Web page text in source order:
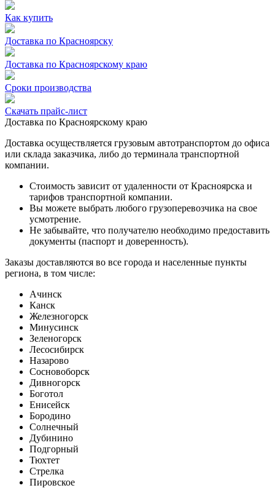
Как купить
Доставка по Красноярску
Доставка по Красноярскому краю
Сроки производства
Скачать прайс-лист
Доставка по Красноярскому краю
Доставка осуществляется грузовым автотранспортом до офиса
или склада заказчика, либо до терминала транспортной
компании.
Стоимость зависит от удаленности от Красноярска и
тарифов транспортной компании.
Вы можете выбрать любого грузоперевозчика на свое
усмотрение.
Не забывайте, что получателю необходимо предоставить
документы (паспорт и доверенность).
Заказы доставляются во все города и населенные пункты
региона, в том числе:
Ачинск
Канск
Железногорск
Минусинск
Зеленогорск
Лесосибирск
Назарово
Сосновоборск
Дивногорск
Боготол
Енисейск
Бородино
Солнечный
Дубинино
Подгорный
Тюхтет
Стрелка
Пировское